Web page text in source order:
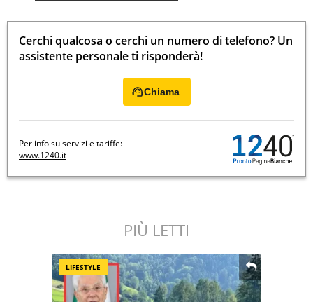
Cerchi qualcosa o cerchi un numero di telefono? Un
assistente personale ti risponderà!
Chiama
Per info su servizi e tariffe:
www.1240.it
PIÙ LETTI
LIFESTYLE